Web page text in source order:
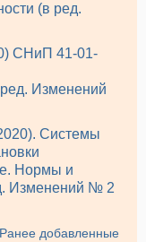
(в ред.
СНиП 41-01-
Изменений
Системы
Нормы и
Изменений № 2
Ранее добавленные